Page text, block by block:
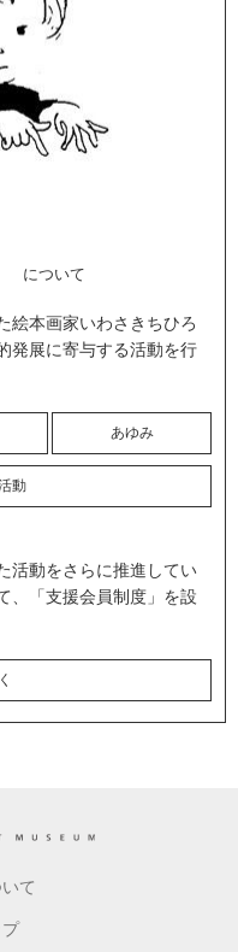
について
絵本画家いわさきちひろ
発展に寄与する活動を行
あゆみ
動
活動をさらに推進してい
、「支援会員制度」を設
て